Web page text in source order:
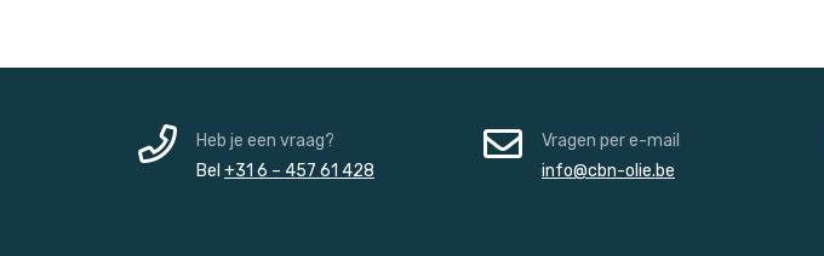
Heb je een vraag?
Bel +31 6 – 457 61 428
Vragen per e-mail
info@cbn-olie.be